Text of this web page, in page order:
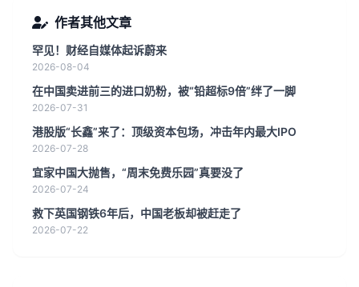
作者其他文章
罕见！财经自媒体起诉蔚来
2026-08-04
在中国卖进前三的进口奶粉，被“铅超标9倍”绊了一脚
2026-07-31
港股版“长鑫”来了：顶级资本包场，冲击年内最大IPO
2026-07-28
宜家中国大抛售，“周末免费乐园”真要没了
2026-07-24
救下英国钢铁6年后，中国老板却被赶走了
2026-07-22